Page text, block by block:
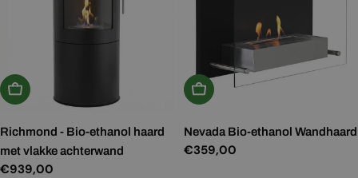
In Winkelwagen
Richmond - Bio-ethanol haard
met vlakke achterwand
Normale
€939,00
In Winkelwagen
Nevada Bio-ethanol Wandhaard
Normale
€359,00